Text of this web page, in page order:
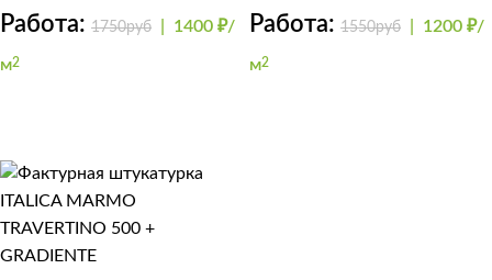
Работа: 1750руб 1400 ₽/
м2
Работа: 1550руб 1200 ₽/
м2